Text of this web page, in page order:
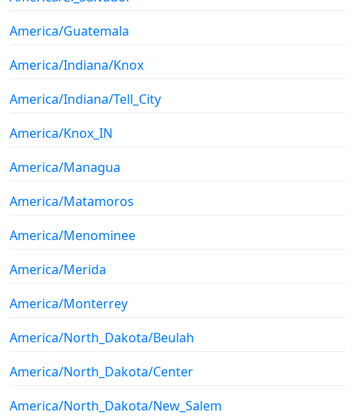
America/Guatemala
America/Indiana/Knox
America/Indiana/Tell_City
America/Knox_IN
America/Managua
America/Matamoros
America/Menominee
America/Merida
America/Monterrey
America/North_Dakota/Beulah
America/North_Dakota/Center
America/North_Dakota/New_Salem